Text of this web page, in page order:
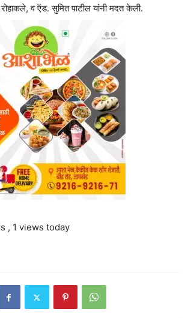
व ऍड. सुमित पाटील यांनी मदत केली.
, 1 views today